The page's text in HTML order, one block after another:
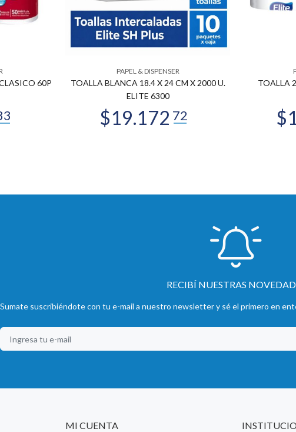
60P
PAPEL & DISPENSER
TOALLA BLANCA 18.4 X 24 CM X 2000 U.
ELITE 6300
TOALLA
RECIBÍ NUESTRAS
Sumate suscribiéndote con tu e-mail a nuestro newsletter y sé el primero en
MI CUENTA